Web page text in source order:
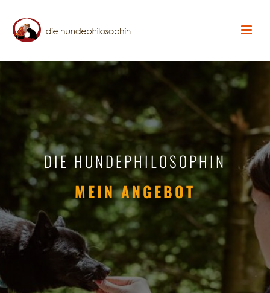
DIE HUNDEPHILOSOPHIN
MEIN ANGEBOT